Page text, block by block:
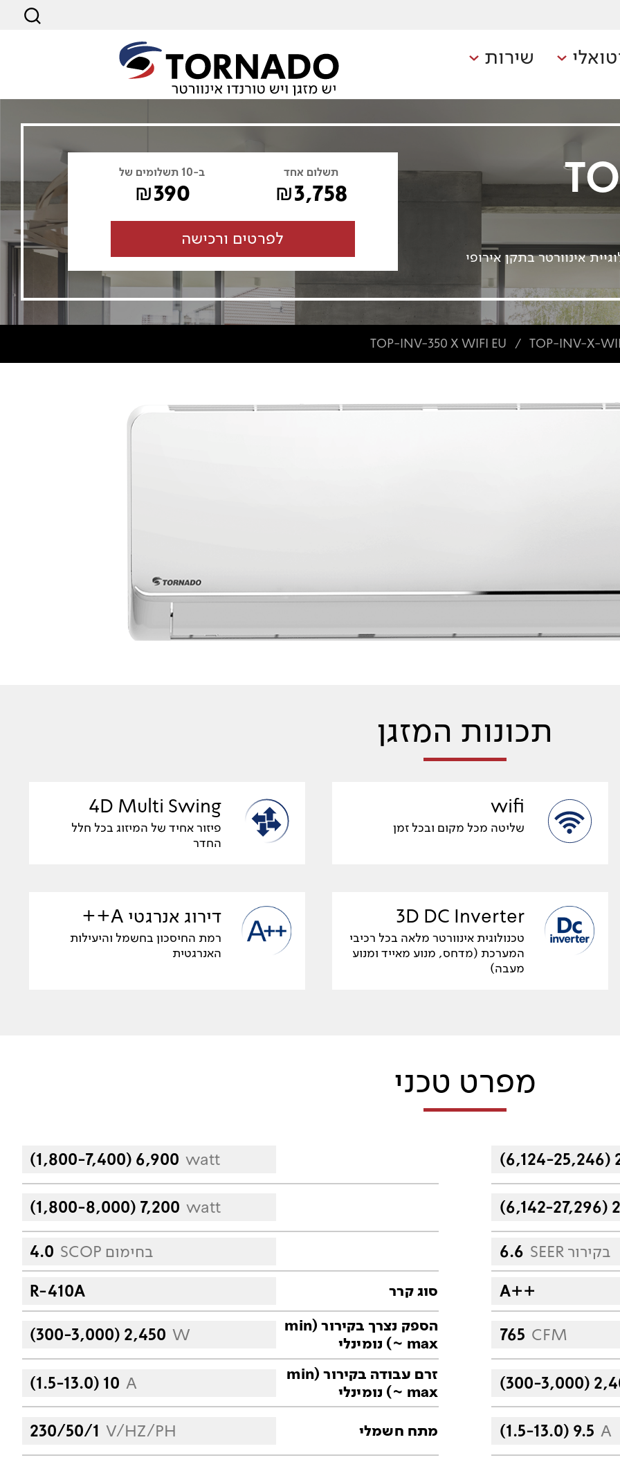
שירות
אינוורטר בתקן אירופי
תשלום אחד
₪3,758
ב-10 תשלומים של
₪390
לפרטים ורכישה
TOP-INV-X-
/
TOP-INV-350 X WIFI EU
תכונות המזגן
wifi
שליטה מכל מקום ובכל זמן
4D Multi Swing
פיזור אחיד של המיזוג בכל חלל
החדר
3D DC Inverter
טכנולוגית אינוורטר מלאה בכל רכיבי
המערכת (מדחס, מנוע מאייד ומנוע
מעבה)
דירוג אנרגטי A++
רמת החיסכון בחשמל והיעילות
האנרגטית
מפרט טכני
(6,124-25,246)
(1,800-7,400) 6,900 watt
(6,142-27,296)
(1,800-8,000) 7,200 watt
6.6 SEER בקירור 4.0 SCOP בחימום
A++ סוג קרר R-410A
765 CFM
הספק נצרך בקירור (min
~ max) נומינלי
(300-3,000) 2,450 W
(300-3,000)
זרם עבודה בקירור (min
~ max) נומינלי
(1.5-13.0) 10 A
(1.5-13.0) 9.5 A מתח חשמלי 230/50/1 V/HZ/PH